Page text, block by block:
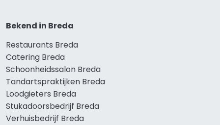
Bekend in Breda
Restaurants Breda
Catering Breda
Schoonheidssalon Breda
Tandartspraktijken Breda
Loodgieters Breda
Stukadoorsbedrijf Breda
Verhuisbedrijf Breda